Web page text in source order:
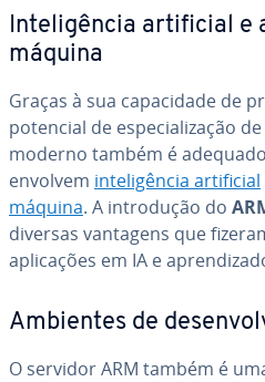
In­te­li­gên­cia ar­ti­fi­cial e
máquina
Graças à sua ca­pa­ci­dade de
potencial de es­pe­ci­a­li­za­ção
moderno também é
envolvem in­te­li­gên­cia ar­ti­fi­cial
máquina. A in­tro­du­ção do
diversas vantagens que
apli­ca­ções em IA e
Ambientes de
O servidor ARM também é